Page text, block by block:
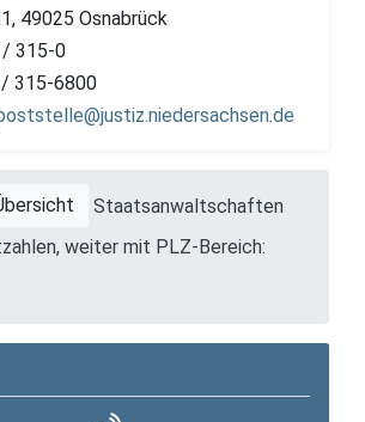
49025 Osnabrück
315-0
315-6800
Staatsanwaltschaften
weiter mit PLZ-Bereich: